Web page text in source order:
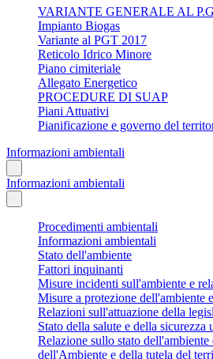
VARIANTE GENERALE AL
Impianto Biogas
Variante al PGT 2017
Reticolo Idrico Minore
Piano cimiteriale
Allegato Energetico
PROCEDURE DI SUAP
Piani Attuativi
Pianificazione e governo del
Informazioni ambientali
Informazioni ambientali
Procedimenti ambientali
Informazioni ambientali
Stato dell'ambiente
Fattori inquinanti
Misure incidenti sull'ambiente e
Misure a protezione dell'ambiente
Relazioni sull'attuazione della
Stato della salute e della sicurezza
Relazione sullo stato
dell'Ambiente e della tutela del